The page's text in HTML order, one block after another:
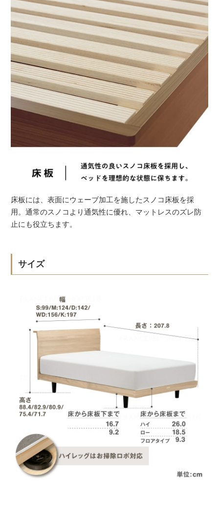
床板には、表面にウェーブ加工を施したスノコ床板を採
用。通常のスノコより通気性に優れ、マットレスのズレ防
止にも役立ちます。
サイズ